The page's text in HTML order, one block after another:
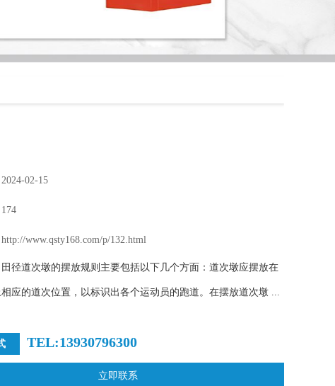
02-15
www.qsty168.com/p/132.html
田径道次墩的摆放规则主要包括以下几个方面：道次墩应摆放在
应的道次位置，以标识出各个运动员的跑道。在摆放道次墩 ...
TEL:13930796300
立即联系